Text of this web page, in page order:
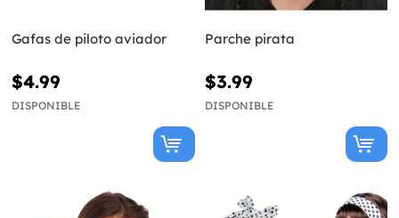
Gafas de piloto aviador
$4.99
DISPONIBLE
Parche pirata
$3.99
DISPONIBLE